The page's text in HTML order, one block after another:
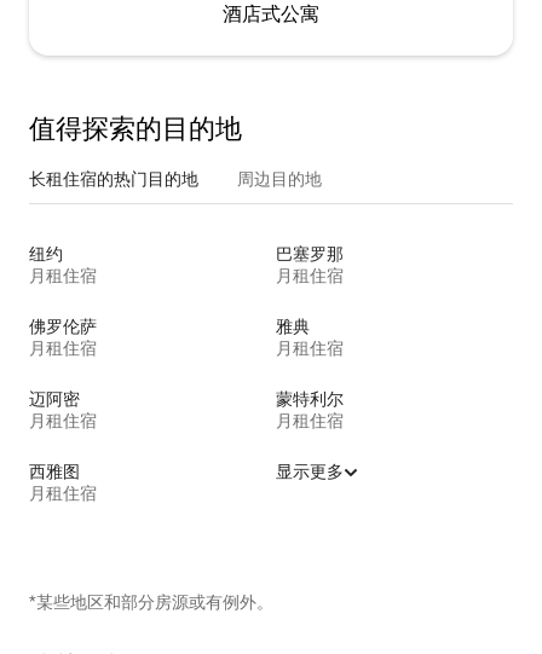
酒店式公寓
值得探索的目的地
长租住宿的热门目的地 周边目的地
纽约
月租住宿
巴塞罗那
月租住宿
佛罗伦萨
月租住宿
雅典
月租住宿
迈阿密
月租住宿
蒙特利尔
月租住宿
西雅图
月租住宿
显示更多
*某些地区和部分房源或有例外。